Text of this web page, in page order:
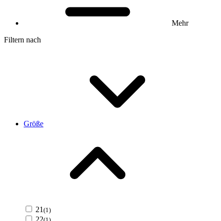
Mehr
Filtern nach
Größe
21 (1)
22